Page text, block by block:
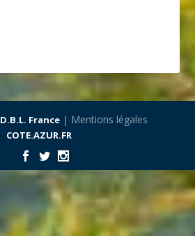
D.B.L. France| Mentions légales
COTE.AZUR.FR